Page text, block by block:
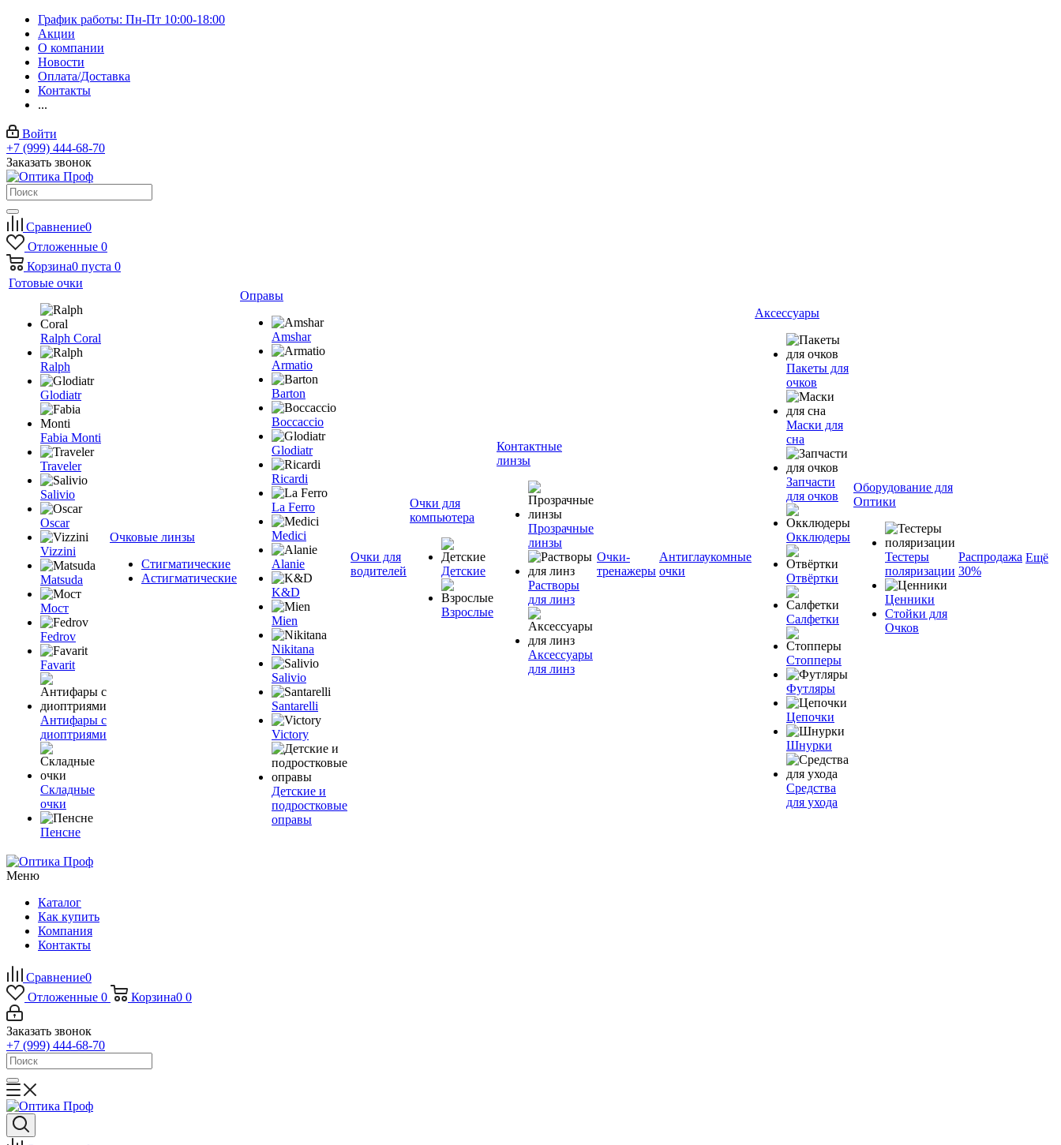
График работы: Пн-Пт 10:00-18:00
Акции
О компании
Новости
Оплата/Доставка
Контакты
...
Войти
+7 (999) 444-68-70
Заказать звонок
Сравнение0
Отложенные 0
Корзина0 пуста 0
Готовые очки
Ralph Coral
Ralph
Glodiatr
Fabia Monti
Traveler
Salivio
Oscar
Vizzini
Matsuda
Мост
Fedrov
Favarit
Антифары с
диоптриями
Складные
очки
Пенсне
Очковые линзы
Стигматические
Астигматические
Оправы
Amshar
Armatio
Barton
Boccaccio
Glodiatr
Ricardi
La Ferro
Medici
Alanie
K&D
Mien
Nikitana
Salivio
Santarelli
Victory
Детские и
подростковые
оправы
Очки для
водителей
Очки для
компьютера
Детские
Взрослые
Контактные
линзы
Прозрачные
линзы
Растворы
для линз
Аксессуары
для линз
Очки-
тренажеры
Антиглаукомные
очки
Аксессуары
Пакеты для
очков
Маски для
сна
Запчасти
для очков
Окклюдеры
Отвёртки
Салфетки
Стопперы
Футляры
Цепочки
Шнурки
Средства
для ухода
Оборудование для
Оптики
Тестеры
поляризации
Ценники
Стойки для
Очков
Распродажа
30%
Ещё
Меню
Каталог
Как купить
Компания
Контакты
Сравнение0
Отложенные 0 Корзина0 0
Заказать звонок
+7 (999) 444-68-70